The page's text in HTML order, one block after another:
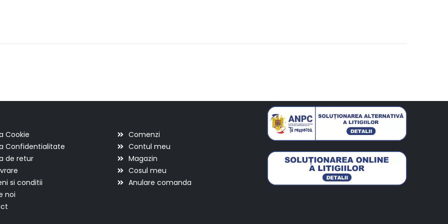
Cookie
Confidentialitate
de retur
si conditii
noi
Comenzi
Contul meu
Magazin
Cosul meu
Anulare comanda